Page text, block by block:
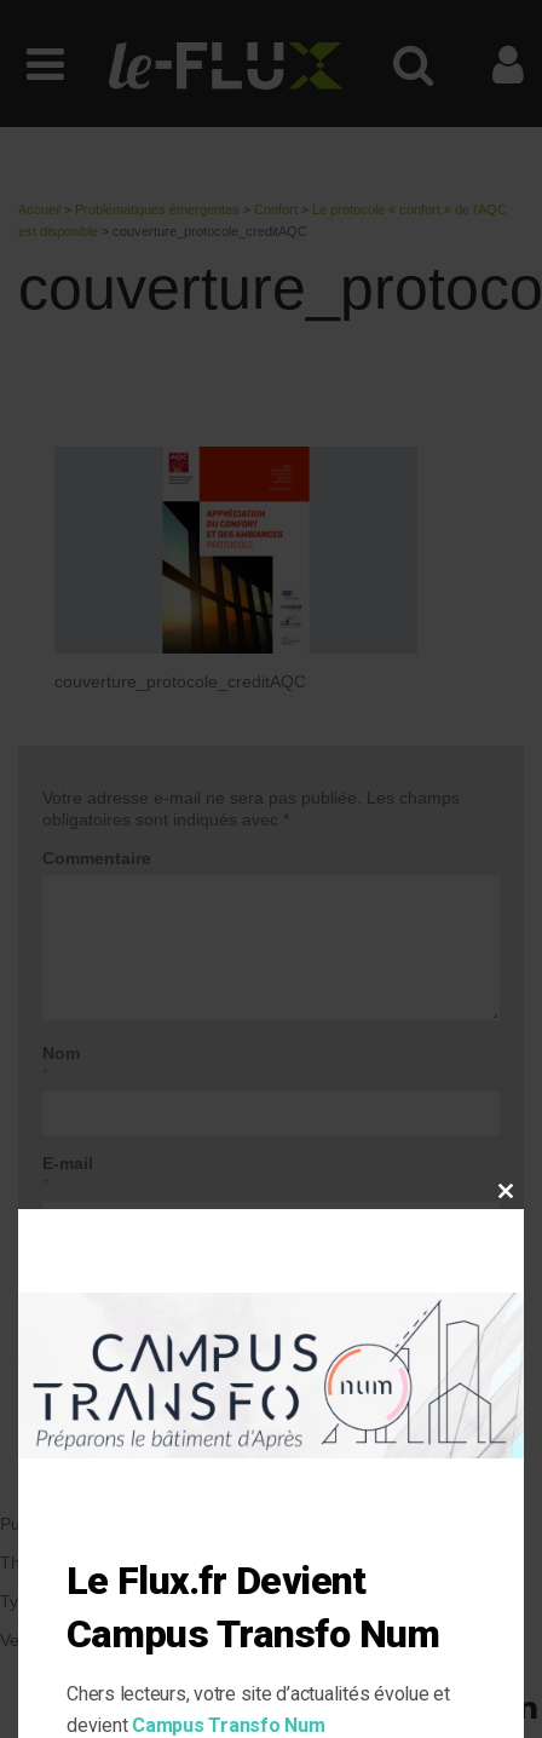
Accueil > Problématiques émergentes > Confort > Le protocole « confort » de l’AQC
est disponible > couverture_protocole_creditAQC
couverture_protocole_creditAQC
Votre adresse e-mail ne sera pas publiée.
Les champs
obligatoires sont indiqués avec *
Commentaire
Nom
E-mail
Me prévenir lors d'une réponse à mon
commentaire
Publié le 05/03/2020
Thématique
Types de Bâtiment
Veille et solutions
CLOSE
Le Flux.fr Devient
Campus Transfo Num
Chers lecteurs, votre site d’actualités évolue et
devient Campus Transfo Num